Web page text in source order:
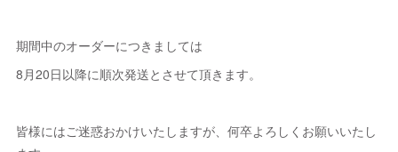
期間中のオーダーにつきましては
8月20日以降に順次発送とさせて頂きます。
皆様にはご迷惑おかけいたしますが、何卒よろしくお願いいたし